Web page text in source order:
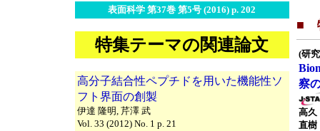
表面科学 第37巻 第5号 (2016) p. 202
特集テーマの関連論文
高分子結合性ペプチドを用いた機能性ソ
フト界面の創製
伊達 隆明, 芹澤 武
Vol. 33 (2012) No. 1 p. 21
■
(研
察
高
直